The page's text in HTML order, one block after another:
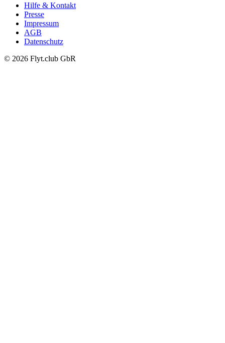
Hilfe & Kontakt
Presse
Impressum
AGB
Datenschutz
© 2026 Flyt.club GbR